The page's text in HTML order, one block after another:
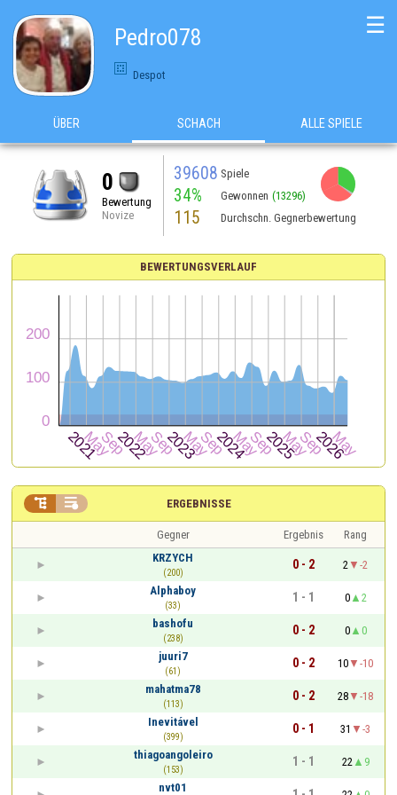
Pedro078
Despot
☰
ÜBER SCHACH ALLE SPIELE
0
Bewertung
Novize
39608 Spiele
34% Gewonnen (13296)
115 Durchschn. Gegnerbewertung
BEWERTUNGSVERLAUF
ERGEBNISSE
 
Gegner Ergebnis
Rang
KRZYCH
(200)
0 - 2 2
-2
Alphaboy
(33)
1 - 1 0
2
bashofu
(238)
0 - 2 0
0
juuri7
(61)
0 - 2 10
-10
mahatma78
(113)
0 - 2 28
-18
Inevitável
(399)
0 - 1 31
-3
thiagoangoleiro
(153)
1 - 1 22
9
nvt01